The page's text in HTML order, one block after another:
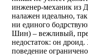
инженер-механик из
налажен идеально,
ни единого
Шин) – вежливый,
недостаток: он
поведение